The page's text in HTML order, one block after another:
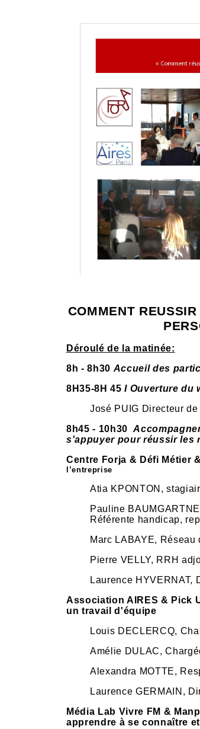
COMMENT
Déroulé de la matinée:
8h - 8h30Accueil des
8H35-8H 45I Ouverture du
José PUIG Directeur
8h45 - 10h30
s'appuyer pour réussir les
Centre Forja & Défi Métier
l’entreprise
Atia KPONTON,
Pauline
Référente handicap,
Marc LABAYE,
Pierre VELLY, RRH
Laurence HYVERNAT,
Association AIRES & Pick
un travail d'équipe
Louis DECLERCQ,
Amélie DULAC,
Alexandra MOTTE,
Laurence GERMAIN,
Média Lab Vivre FM &
apprendre à se connaître